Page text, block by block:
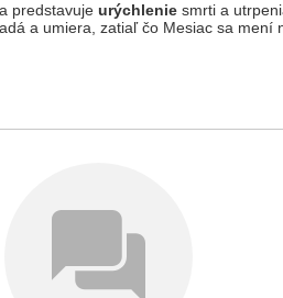
predstavuje urýchlenie smrti a
a umiera, zatiaľ čo Mesiac sa mení